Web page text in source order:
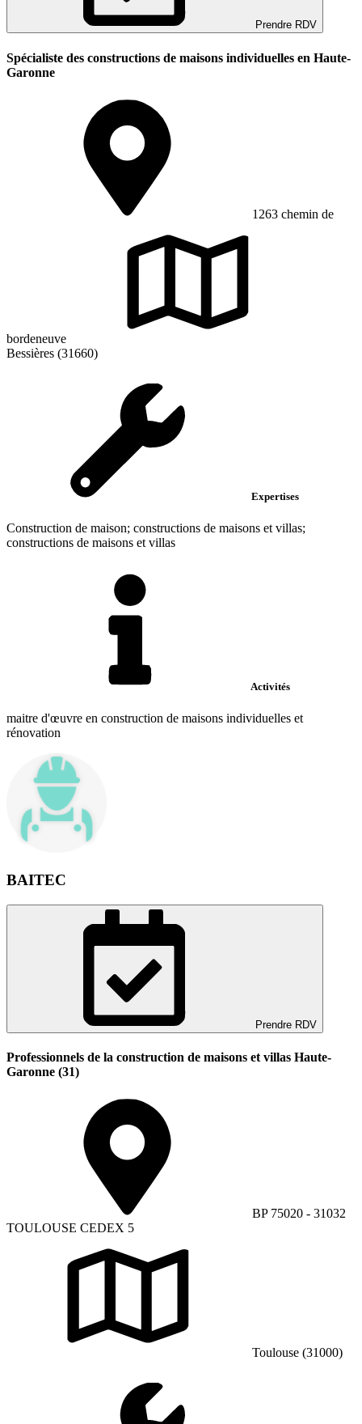
Prendre RDV
Spécialiste des constructions de maisons individuelles en Haute-
Garonne
1263 chemin de
bordeneuve
Bessières (31660)
Expertises
Construction de maison; constructions de maisons et villas;
constructions de maisons et villas
Activités
maitre d'œuvre en construction de maisons individuelles et
rénovation
BAITEC
Prendre RDV
Professionnels de la construction de maisons et villas Haute-
Garonne (31)
BP 75020 - 31032
TOULOUSE CEDEX 5
Toulouse (31000)